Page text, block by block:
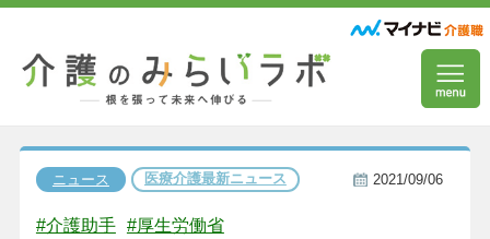
ニュース 医療介護最新ニュース 2021/09/06
#介護助手 #厚生労働省